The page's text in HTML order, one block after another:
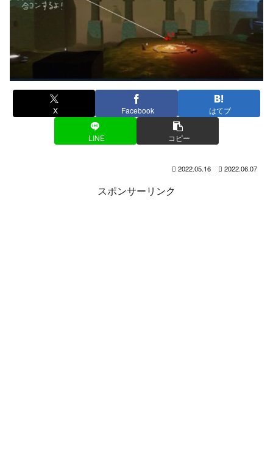
X Facebook はてブ
LINE コピー
2022.05.16 2022.06.07
スポンサーリンク